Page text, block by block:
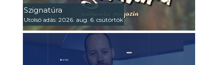
Szignatúra
Utolsó adás: 2026. aug. 6. csütörtök